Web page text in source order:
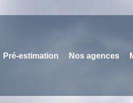
Pré-estimation Nos agences